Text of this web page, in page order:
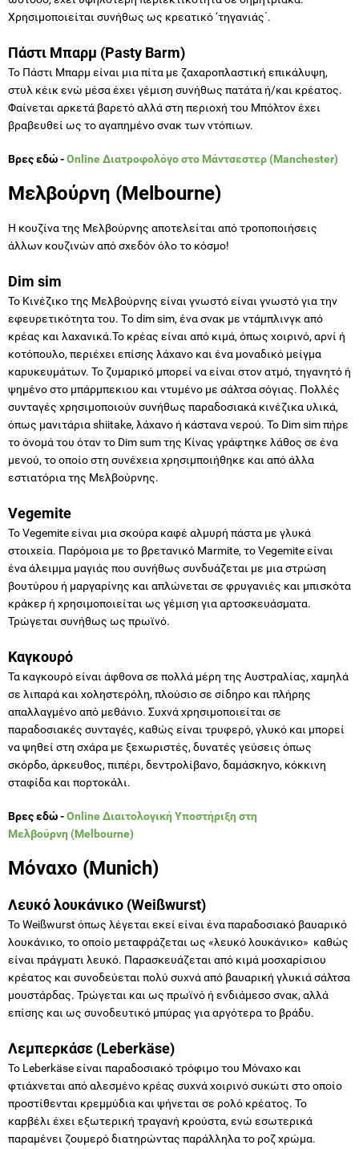
Χρησιμοποιείται συνήθως ως κρεατικό ‘τηγανιάς΄.
Πάστι Μπαρμ (Pasty Barm)
Το Πάστι Μπαρμ είναι μια πίτα με ζαχαροπλαστική επικάλυψη,
στυλ κέικ ενώ μέσα έχει γέμιση συνήθως πατάτα ή/και κρέατος.
Φαίνεται αρκετά βαρετό αλλά στη περιοχή του Μπόλτον έχει
βραβευθεί ως το αγαπημένο σνακ των ντόπιων.
Βρες εδώ -Online Διατροφολόγο στο Μάντσεστερ (Manchester)
Μελβούρνη (Melbourne)
Η κουζίνα της Μελβούρνης αποτελείται από τροποποιήσεις
άλλων κουζινών από σχεδόν όλο το κόσμο!
Dim sim
Το Κινέζικο της Μελβούρνης είναι γνωστό είναι γνωστό για την
εφευρετικότητα του. Tο dim sim, ένα σνακ με ντάμπλινγκ από
κρέας και λαχανικά.To κρέας είναι από κιμά, όπως χοιρινό, αρνί ή
κοτόπουλο, περιέχει επίσης λάχανο και ένα μοναδικό μείγμα
καρυκευμάτων. Το ζυμαρικό μπορεί να είναι στον ατμό, τηγανητό ή
ψημένο στο μπάρμπεκιου και ντυμένο με σάλτσα σόγιας. Πολλές
συνταγές χρησιμοποιούν συνήθως παραδοσιακά κινέζικα υλικά,
όπως μανιτάρια shiitake, λάχανο ή κάστανα νερού. Το Dim sim πήρε
το όνομά του όταν το Dim sum της Κίνας γράφτηκε λάθος σε ένα
μενού, το οποίο στη συνέχεια χρησιμποιήθηκε και από άλλα
εστιατόρια της Μελβούρνης.
Vegemite
Το Vegemite είναι μια σκούρα καφέ αλμυρή πάστα με γλυκά
στοιχεία. Παρόμοια με το βρετανικό Marmite, το Vegemite είναι
ένα άλειμμα μαγιάς που συνήθως συνδυάζεται με μια στρώση
βουτύρου ή μαργαρίνης και απλώνεται σε φρυγανιές και μπισκότα
κράκερ ή χρησιμοποιείται ως γέμιση για αρτοσκευάσματα.
Τρώγεται συνήθως ως πρωϊνό.
Καγκουρό
Τα καγκουρό είναι άφθονα σε πολλά μέρη της Αυστραλίας, χαμηλά
σε λιπαρά και χοληστερόλη, πλούσιο σε σίδηρο και πλήρης
απαλλαγμένο από μεθάνιο. Συχνά χρησιμοποιείται σε
παραδοσιακές συνταγές, καθώς είναι τρυφερό, γλυκό και μπορεί
να ψηθεί στη σχάρα με ξεχωριστές, δυνατές γεύσεις όπως
σκόρδο, άρκευθος, πιπέρι, δεντρολίβανο, δαμάσκηνο, κόκκινη
σταφίδα και πορτοκάλι.
Βρες εδώ -Online Διαιτολογική Υποστήριξη στη
Μελβούρνη (Melbourne)
Μόναχο (Munich)
Λευκό λουκάνικο (Weißwurst)
Το Weißwurst όπως λέγεται εκεί είναι ένα παραδοσιακό βαυαρικό
λουκάνικο, το οποίο μεταφράζεται ως «λευκό λουκάνικο» καθώς
είναι πράγματι λευκό. Παρασκευάζεται από κιμά μοσχαρίσιου
κρέατος και συνοδεύεται πολύ συχνά από βαυαρική γλυκιά σάλτσα
μουστάρδας. Τρώγεται και ως πρωϊνό ή ενδιάμεσο σνακ, αλλά
επίσης και ως συνοδευτικό μπύρας για αργότερα το βράδυ.
Λεμπερκάσε (Leberkäse)
Το Leberkäse είναι παραδοσιακό τρόφιμο του Μόναχο και
φτιάχνεται από αλεσμένο κρέας συχνά χοιρινό συκώτι στο οποίο
προστίθενται κρεμμύδια και ψήνεται σε ρολό κρέατος. Το
καρβέλι έχει εξωτερική τραγανή κρούστα, ενώ εσωτερικά
παραμένει ζουμερό διατηρώντας παράλληλα το ροζ χρώμα.